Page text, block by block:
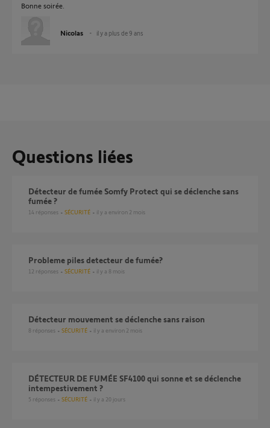
Bonne soirée.
Nicolas il y a plus de 9 ans
Questions liées
Détecteur de fumée Somfy Protect qui se déclenche sans
fumée ?
14 réponses SÉCURITÉ il y a environ 2 mois
Probleme piles detecteur de fumée?
12 réponses SÉCURITÉ il y a 8 mois
Détecteur mouvement se déclenche sans raison
8 réponses SÉCURITÉ il y a environ 2 mois
DÉTECTEUR DE FUMÉE SF4100 qui sonne et se déclenche
intempestivement ?
5 réponses SÉCURITÉ il y a 20 jours